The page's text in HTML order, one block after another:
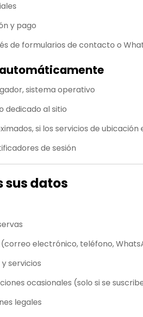
y pago
de formularios de contacto o
sistema operativo
dedicado al sitio
si los servicios de
de sesión
sus datos
electrónico, teléfono,
servicios
ocasionales (solo si se
legales